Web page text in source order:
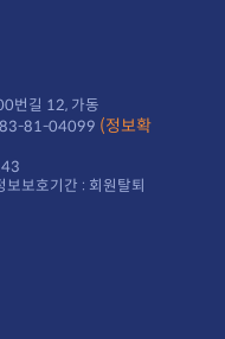
번길 12, 가동
81-04099